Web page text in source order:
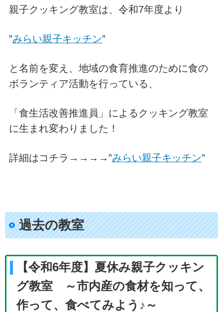
親子クッキング教室は、令和7年度より
”みらい親子キッチン”
と名前を変え、地域の食育推進のために食の
ボランティア活動を行っている、
「食生活改善推進員」によるクッキング教室
に生まれ変わりました！
詳細はコチラ→→→→”みらい親子キッチン”
過去の教室
【令和6年度】夏休み親子クッキン
グ教室 ～市内産の食材を知って、
作って、食べてみよう♪～